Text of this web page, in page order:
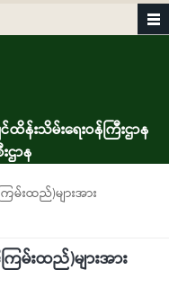
းသိမ်းရေးဝန်ကြီးဌာန
ဌာန
မ်းထည်)များအား
မ်းထည်)များအား